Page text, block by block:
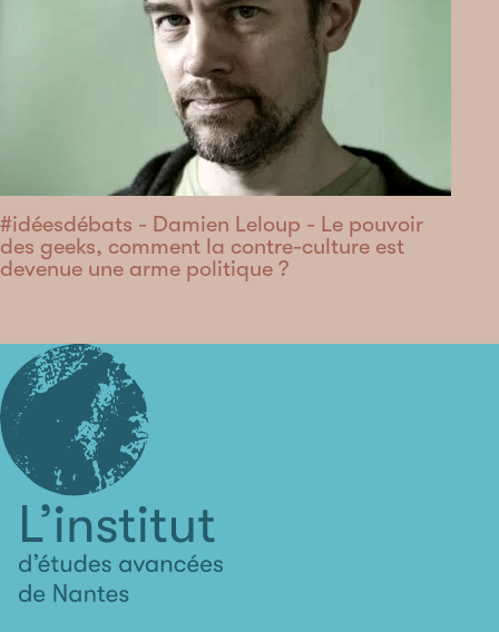
#idéesdébats - Damien Leloup - Le pouvoir
des geeks, comment la contre-culture est
devenue une arme politique ?